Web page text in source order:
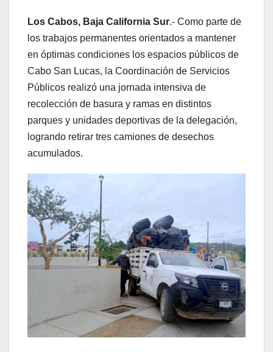
Los Cabos, Baja California Sur.- Como parte de
los trabajos permanentes orientados a mantener
en óptimas condiciones los espacios públicos de
Cabo San Lucas, la Coordinación de Servicios
Públicos realizó una jornada intensiva de
recolección de basura y ramas en distintos
parques y unidades deportivas de la delegación,
logrando retirar tres camiones de desechos
acumulados.